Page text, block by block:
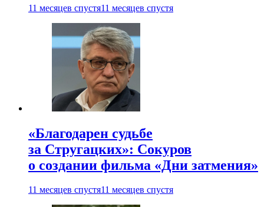
11 месяцев спустя11 месяцев спустя
«Благодарен судьбе
за Стругацких»: Сокуров
о создании фильма «Дни затмения»
11 месяцев спустя11 месяцев спустя